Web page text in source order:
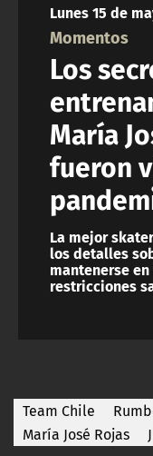
Lunes 15 de
Momentos
Los
María
fueron
La mejor
los detalles
mantenerse
restricciones
Team Chile
María José Rojas